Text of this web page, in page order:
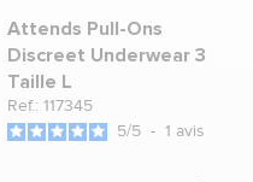
Attends Pull-Ons
Discreet Underwear 3
Taille L
Ref.: 117345
5/5 - 1 avis